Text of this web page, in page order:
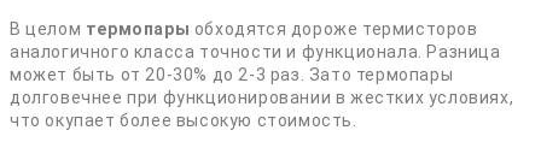
В целом термопары обходятся дороже термисторов
аналогичного класса точности и функционала. Разница
может быть от 20-30% до 2-3 раз. Зато термопары
долговечнее при функционировании в жестких условиях,
что окупает более высокую стоимость.